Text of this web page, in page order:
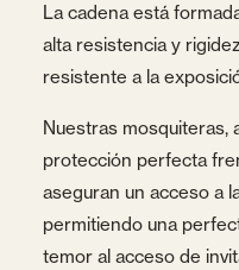
La cadena está
alta resistencia y
resistente a la
Nuestras mosquiteras,
protección perfecta
aseguran un acceso a
permitiendo una
temor al acceso de